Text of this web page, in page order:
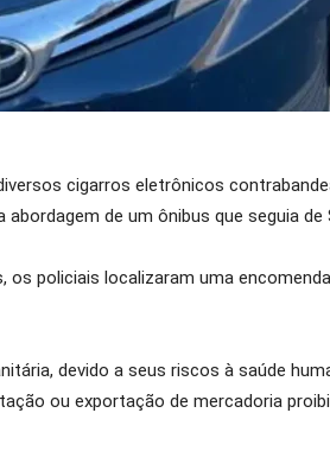
cigarros eletrônicos
de um ônibus que seguia de
policiais localizaram uma
devido a seus riscos à saúde
ou exportação de mercadoria